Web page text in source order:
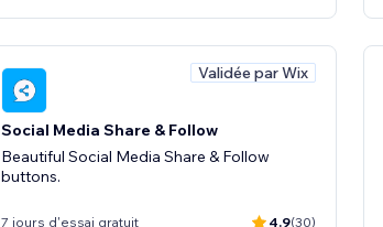
Validée par Wix
Social Media Share & Follow
Beautiful Social Media Share & Follow
buttons.
7 jours d'essai gratuit 4.9(30)